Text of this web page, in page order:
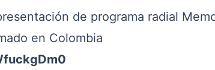
de programa radial
en Colombia